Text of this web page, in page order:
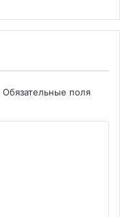
Обязательные поля